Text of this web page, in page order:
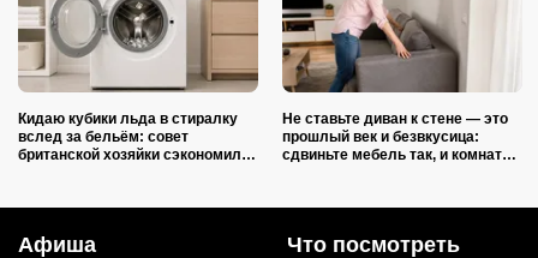
Кидаю кубики льда в стиралку
вслед за бельём: совет
британской хозяйки сэкономил
Не ставьте диван к стене — это
прошлый век и безвкусица:
сдвиньте мебель так, и комната
Афиша Что посмотреть